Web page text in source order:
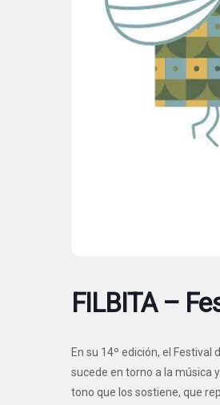
FILBITA –
En su 14º edición, el
sucede en torno a la música
tono que los sostiene, que